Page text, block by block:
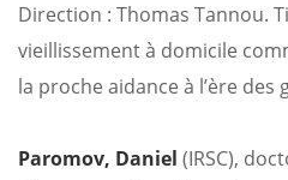
Direction : Thomas Tannou.
vieillissement à domicile
la proche aidance à l’ère des
Paromov, Daniel (IRSC),